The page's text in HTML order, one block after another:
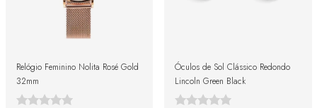
Relógio Feminino Nolita Rosé Gold
32mm
Óculos de Sol Clássico Redondo
Lincoln Green Black